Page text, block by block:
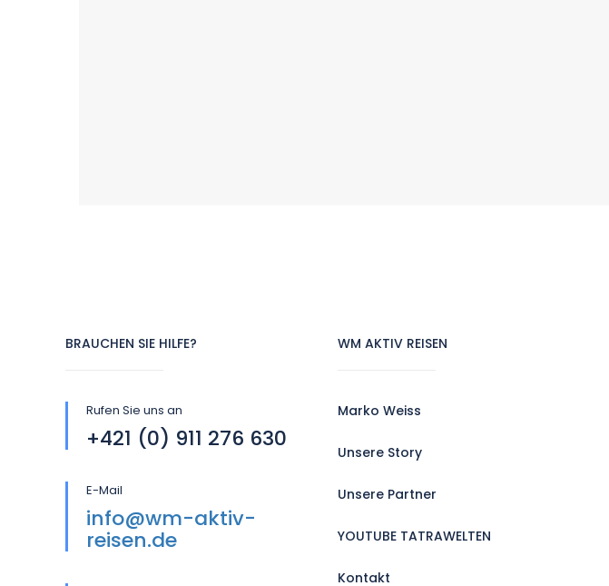
BRAUCHEN SIE HILFE?
Rufen Sie uns an
+421 (0) 911 276 630
E-Mail
info@wm-aktiv-
reisen.de
WM AKTIV REISEN
Marko Weiss
Unsere Story
Unsere Partner
YOUTUBE TATRAWELTEN
Kontakt